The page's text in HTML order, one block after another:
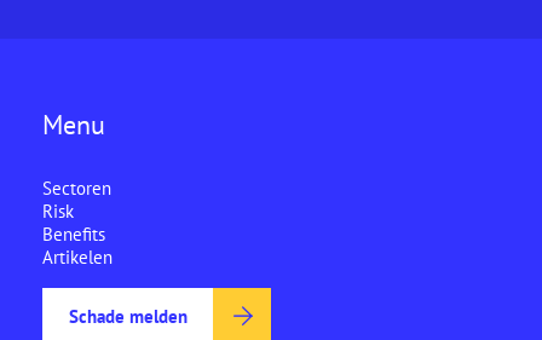
Menu
Sectoren
Risk
Benefits
Artikelen
Schade melden